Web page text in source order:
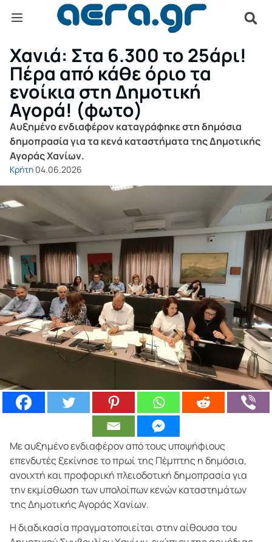
Χανιά: Στα 6.300 το 25άρι!
Πέρα από κάθε όριο τα
ενοίκια στη Δημοτική
Αγορά! (φωτο)
Αυξημένο ενδιαφέρον καταγράφηκε στη δημόσια
δημοπρασία για τα κενά καταστήματα της Δημοτικής
Αγοράς Χανίων.
Κρήτη 04.06.2026
Με αυξημένο ενδιαφέρον από τους υποψήφιους
επενδυτές ξεκίνησε το πρωί της Πέμπτης η δημόσια,
ανοιχτή και προφορική πλειοδοτική δημοπρασία για
την εκμίσθωση των υπολοίπων κενών καταστημάτων
της Δημοτικής Αγοράς Χανίων.
Η διαδικασία πραγματοποιείται στην αίθουσα του